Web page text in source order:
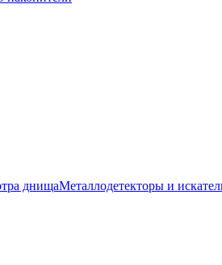
днищаМеталлодетекторы и